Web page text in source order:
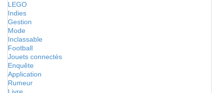
LEGO
Indies
Gestion
Mode
Inclassable
Football
Jouets connectés
Enquête
Application
Rumeur